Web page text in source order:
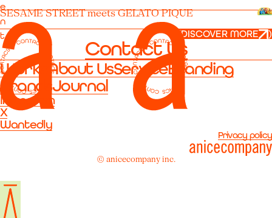
e
n
t
E
Y
E
V
A
N
e
0
SESAME STREET meets GELATO PIQUE
(DISCOVER MORE )
Contact Us
Works About UsServiceBranding
BrandsJournal
Instagram
X
Wantedly
Privacy policy
© anicecompany inc.